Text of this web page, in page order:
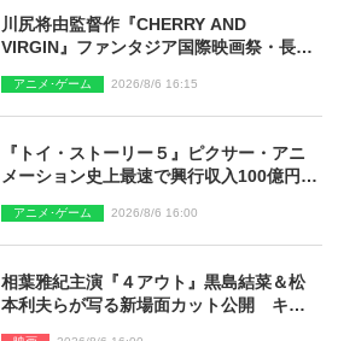
川尻将由監督作『CHERRY AND
VIRGIN』ファンタジア国際映画祭・長編
アニメ･ゲーム 2026/8/6 16:15
『トイ・ストーリー５』ピクサー・アニ
メーション史上最速で興行収入100億円突
アニメ･ゲーム 2026/8/6 16:00
相葉雅紀主演『４アウト』黒島結菜＆松
本利夫らが写る新場面カット公開 キャ